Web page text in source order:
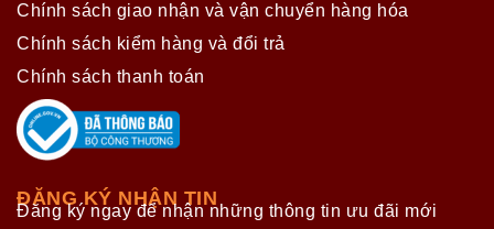
Chính sách giao nhận và vận chuyển hàng hóa
Chính sách kiểm hàng và đổi trả
Chính sách thanh toán
ĐĂNG KÝ NHẬN TIN
Đăng ký ngay để nhận những thông tin ưu đãi mới